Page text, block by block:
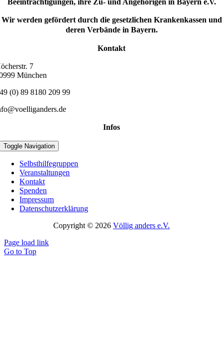
Beeinträchtigungen, ihre Zu- und Angehörigen in Bayern e.V.
Wir werden gefördert durch die gesetzlichen Krankenkassen und
deren Verbände in Bayern.
Kontakt
7
München
(0) 89 8180 209 99
Infos
Toggle Navigation
Selbsthilfegruppen
Veranstaltungen
Kontakt
Spenden
Impressum
Datenschutzerklärung
Copyright © 2026 Völlig anders e.V.
Page load link
Go to Top